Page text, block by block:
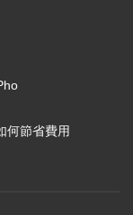
何節省費用